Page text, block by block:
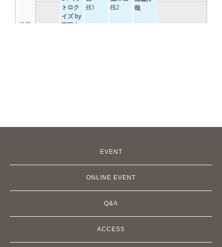
EVENT
ONLINE EVENT
Q&A
ACCESS